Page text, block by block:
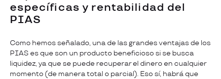
específicas y rentabilidad del
PIAS
Como hemos señalado, una de las grandes ventajas de los
PIAS es que son un producto beneficioso si se busca
liquidez, ya que se puede recuperar el dinero en cualquier
momento (de manera total o parcial). Eso sí, habrá que